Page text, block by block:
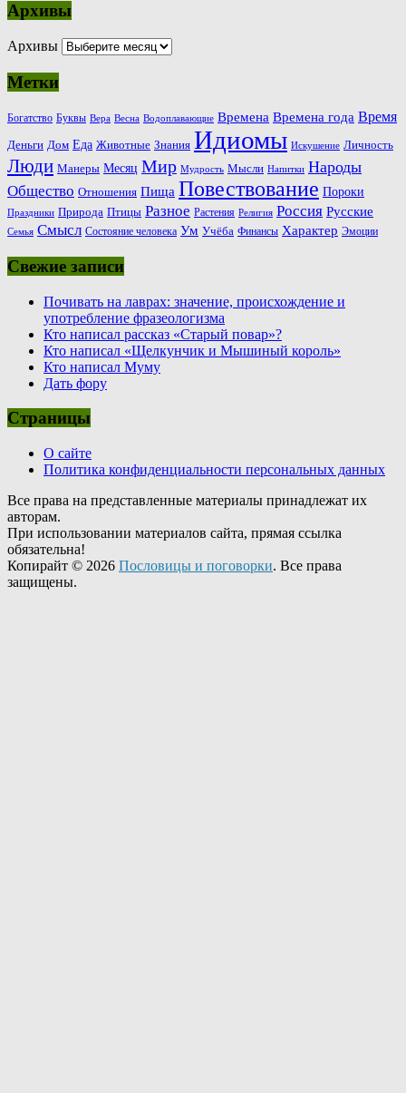
Архивы
Архивы
Метки
Богатство Буквы Вера Весна Водоплавающие Времена Времена года Время
Деньги Дом Еда Животные Знания Идиомы Искушение Личность
Люди Манеры Месяц Мир Мудрость Мысли Напитки Народы
Общество Отношения Пища Повествование Пороки
Праздники Природа Птицы Разное Растения Религия Россия Русские
Семья Смысл Состояние человека Ум Учёба Финансы Характер Эмоции
Свежие записи
Почивать на лаврах: значение, происхождение и
употребление фразеологизма
Кто написал рассказ «Старый повар»?
Кто написал «Щелкунчик и Мышиный король»
Кто написал Муму
Дать фору
Страницы
О сайте
Политика конфиденциальности персональных данных
Все права на представленные материалы принадлежат их
авторам.
При использовании материалов сайта, прямая ссылка
обязательна!
Копирайт © 2026 Пословицы и поговорки. Все права
защищены.